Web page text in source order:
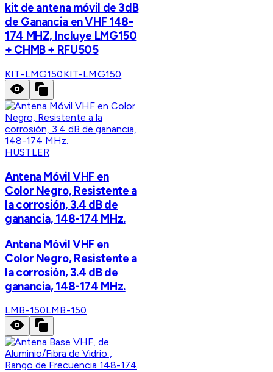
kit de antena móvil de 3dB
de Ganancia en VHF 148-
174 MHZ, Incluye LMG150
+ CHMB + RFU505
KIT-LMG150KIT-LMG150
HUSTLER
Antena Móvil VHF en
Color Negro, Resistente a
la corrosión, 3.4 dB de
ganancia, 148-174 MHz.
Antena Móvil VHF en
Color Negro, Resistente a
la corrosión, 3.4 dB de
ganancia, 148-174 MHz.
LMB-150LMB-150